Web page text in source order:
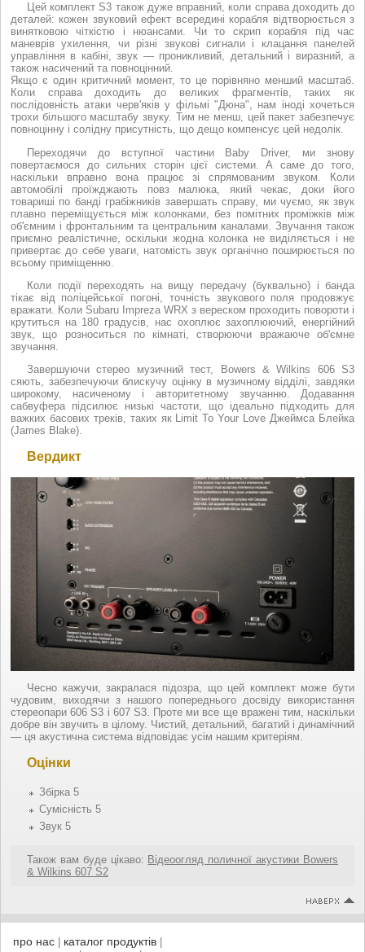
Цей комплект S3 також дуже вправний, коли справа доходить до
деталей: кожен звуковий ефект всередині корабля відтворюється з
винятковою чіткістю і нюансами. Чи то скрип корабля під час
маневрів ухилення, чи різні звукові сигнали і клацання панелей
управління в кабіні, звук — проникливий, детальний і виразний, а
також насичений та повноцінний.
Якщо є один критичний момент, то це порівняно менший масштаб.
Коли справа доходить до великих фрагментів, таких як
послідовність атаки черв'яків у фільмі "Дюна", нам іноді хочеться
трохи більшого масштабу звуку. Тим не менш, цей пакет забезпечує
повноцінну і солідну присутність, що дещо компенсує цей недолік.
Переходячи до вступної частини Baby Driver, ми знову
повертаємося до сильних сторін цієї системи. А саме до того,
наскільки вправно вона працює зі спрямованим звуком. Коли
автомобілі проїжджають повз малюка, який чекає, доки його
товариші по банді грабіжників завершать справу, ми чуємо, як звук
плавно переміщується між колонками, без помітних проміжків між
об'ємним і фронтальним та центральним каналами. Звучання також
приємно реалістичне, оскільки жодна колонка не виділяється і не
привертає до себе уваги, натомість звук органічно поширюється по
всьому приміщенню.
Коли події переходять на вищу передачу (буквально) і банда
тікає від поліцейської погоні, точність звукового поля продовжує
вражати. Коли Subaru Impreza WRX з вереском проходить повороти і
крутиться на 180 градусів, нас охоплює захоплюючий, енергійний
звук, що розноситься по кімнаті, створюючи вражаюче об'ємне
звучання.
Завершуючи стерео музичний тест, Bowers & Wilkins 606 S3
сяють, забезпечуючи блискучу оцінку в музичному відділі, завдяки
широкому, насиченому і авторитетному звучанню. Додавання
сабвуфера підсилює низькі частоти, що ідеально підходить для
важких басових треків, таких як Limit To Your Love Джеймса Блейка
(James Blake).
Вердикт
Чесно кажучи, закралася підозра, що цей комплект може бути
чудовим, виходячи з нашого попереднього досвіду використання
стереопари 606 S3 і 607 S3. Проте ми все ще вражені тим, наскільки
добре він звучить в цілому. Чистий, детальний, багатий і динамічний
— ця акустична система відповідає усім нашим критеріям.
Оцінки
Збірка 5
Сумісність 5
Звук 5
Також вам буде цікаво: Відеоогляд поличної акустики Bowers
& Wilkins 607 S2
про нас| каталог продуктів|